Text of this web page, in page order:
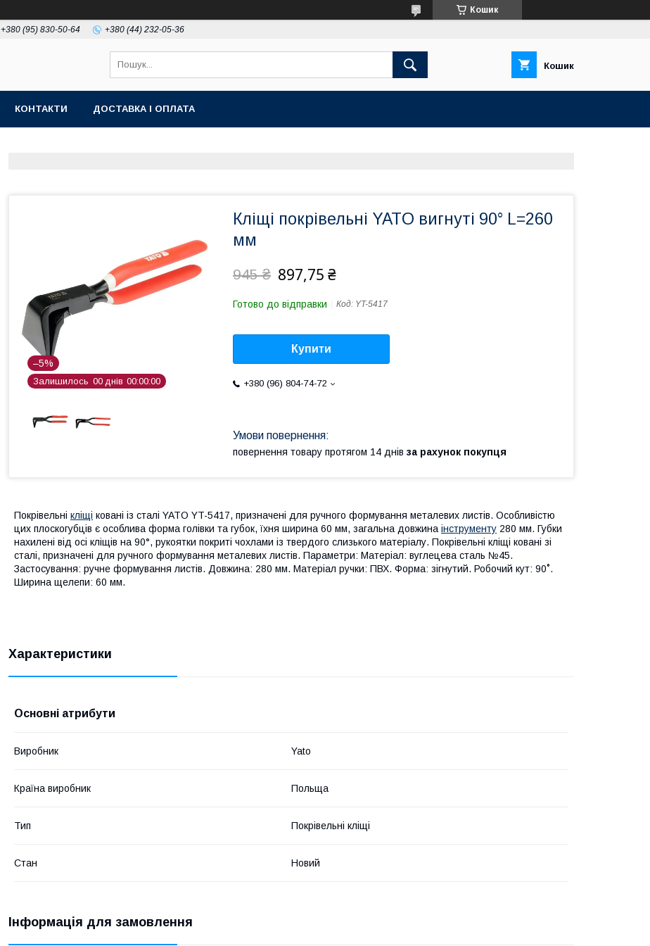
Кошик
+380 (95) 830-50-64 +380 (44) 232-05-36
Кошик
КОНТАКТИ ДОСТАВКА І ОПЛАТА
–5%
Залишилось 00 днів 00 00 00
Кліщі покрівельні YATO вигнуті 90° L=260
мм
945 ₴ 897,75 ₴
Готово до відправки Код: YT-5417
Купити
+380 (96) 804-74-72
повернення товару протягом 14 днів за рахунок покупця
Покрівельні кліщі ковані із сталі YATO YT-5417, призначені для ручного формування металевих листів. Особливістю
цих плоскогубців є особлива форма голівки та губок, їхня ширина 60 мм, загальна довжина інструменту 280 мм. Губки
нахилені від осі кліщів на 90°, рукоятки покриті чохлами із твердого слизького матеріалу. Покрівельні кліщі ковані зі
сталі, призначені для ручного формування металевих листів. Параметри: Матеріал: вуглецева сталь №45.
Застосування: ручне формування листів. Довжина: 280 мм. Матеріал ручки: ПВХ. Форма: зігнутий. Робочий кут: 90˚.
Ширина щелепи: 60 мм.
Характеристики
Основні атрибути
Виробник Yato
Країна виробник Польща
Тип Покрівельні кліщі
Стан Новий
Інформація для замовлення